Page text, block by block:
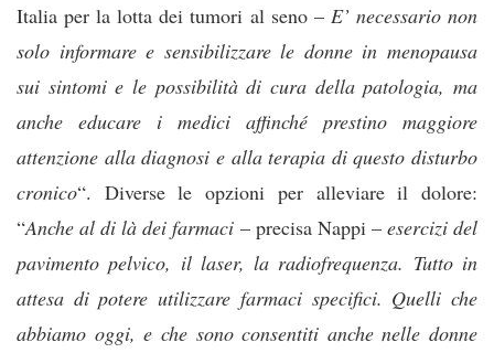
Italia per la lotta dei tumori al seno – E’ necessario non
solo informare e sensibilizzare le donne in menopausa
sui sintomi e le possibilità di cura della patologia, ma
anche educare i medici affinché prestino maggiore
attenzione alla diagnosi e alla terapia di questo disturbo
cronico“. Diverse le opzioni per alleviare il dolore:
“Anche al di là dei farmaci – precisa Nappi – esercizi del
pavimento pelvico, il laser, la radiofrequenza. Tutto in
attesa di potere utilizzare farmaci specifici. Quelli che
abbiamo oggi, e che sono consentiti anche nelle donne